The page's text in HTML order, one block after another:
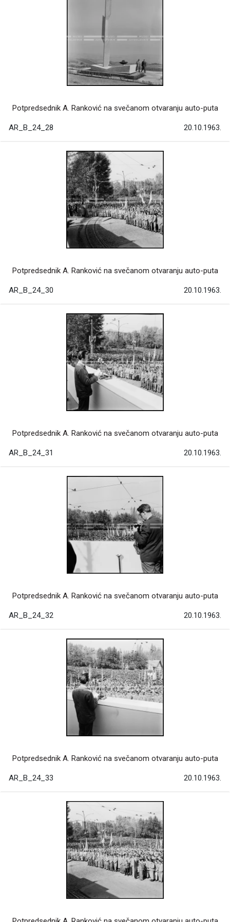
Potpredsednik A. Ranković na svečanom otvaranju auto-puta
AR_B_24_28 20.10.1963.
Potpredsednik A. Ranković na svečanom otvaranju auto-puta
AR_B_24_30 20.10.1963.
Potpredsednik A. Ranković na svečanom otvaranju auto-puta
AR_B_24_31 20.10.1963.
Potpredsednik A. Ranković na svečanom otvaranju auto-puta
AR_B_24_32 20.10.1963.
Potpredsednik A. Ranković na svečanom otvaranju auto-puta
AR_B_24_33 20.10.1963.